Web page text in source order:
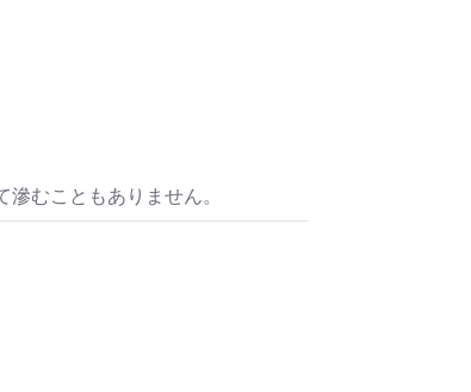
むこともありません。